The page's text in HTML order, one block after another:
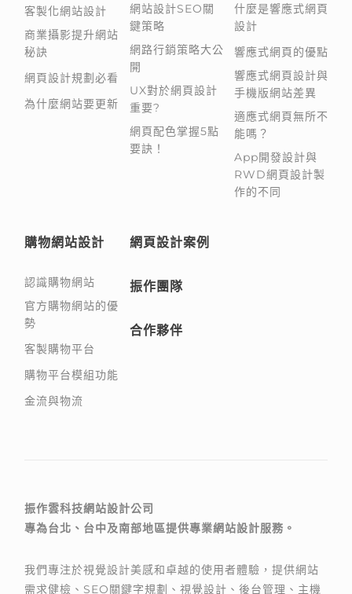
客製化網站設計
商業攝影提升網站
秘訣
網頁設計規劃必看
為什麼網站要更新
網站設計SEO關
鍵策略
網路行銷策略大公
開
UX對於網頁設計
重要?
網頁配色掌握5點
要訣！
什麼是響應式網頁
設計
響應式網頁的優點
響應式網頁設計與
手機版網站差異
適應式網頁無所不
能嗎？
App開發設計與
RWD網頁設計製
作的不同
購物網站設計
認識購物網站
官方購物網站的優
勢
客製購物平台
購物平台模組功能
金流與物流
網頁設計案例
振作團隊
合作夥伴
振作雲科技網站設計公司
專為台北、台中及南部地區提供專業網站設計服務。
我們專注於視覺設計美感和卓越的使用者體驗，提供網站
需求健檢、SEO關鍵字規劃、視覺設計、後台管理、主機